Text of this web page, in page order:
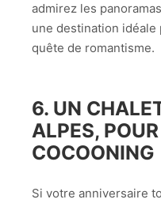
admirez les
une destination
quête de romantisme.
6. UN
ALPES,
COCOONING
Si votre anniversaire